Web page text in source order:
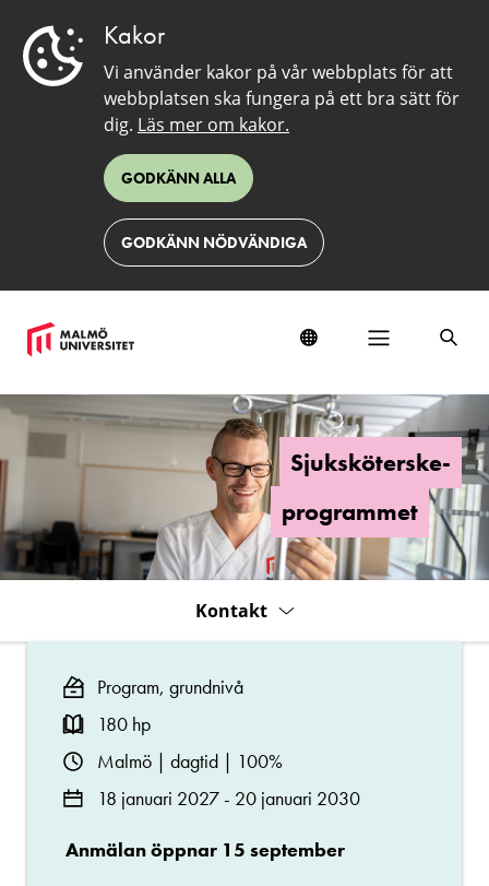
Kakor
Vi använder kakor på vår webbplats för att
webbplatsen ska fungera på ett bra sätt för
dig. Läs mer om kakor.
GODKÄNN ALLA
GODKÄNN NÖDVÄNDIGA
Sjuksköterskeprogrammet
Sjuksköterske-
programmet
Kontakt
Program, grundnivå
180 hp
Malmö | dagtid | 100%
18 januari 2027 - 20 januari 2030
Anmälan öppnar 15 september